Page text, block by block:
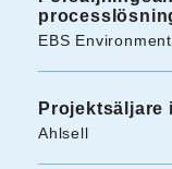
EBS
Projektsäljare
Ahlsell